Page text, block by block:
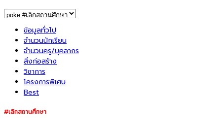
ข้อมูลทั่วไป
จำนวนนักเรียน
จำนวนครู/บุคลากร
สิ่งก่อสร้าง
วิชาการ
โครงการพิเศษ
Best
#เลิกสถานศึกษา